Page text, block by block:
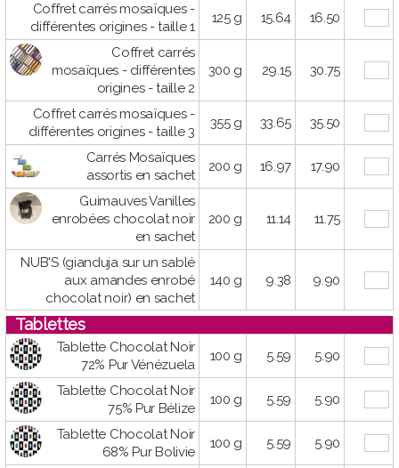
Coffret carrés mosaïques -
différentes origines - taille 1
125 g 15.64 16.50
Coffret carrés
mosaïques - différentes
origines - taille 2
300 g 29.15 30.75
Coffret carrés mosaïques -
différentes origines - taille 3
355 g 33.65 35.50
Carrés Mosaïques
assortis en sachet
200 g 16.97 17.90
Guimauves Vanilles
enrobées chocolat noir
en sachet
200 g 11.14 11.75
NUB'S (gianduja sur un sablé
aux amandes enrobé
chocolat noir) en sachet
140 g 9.38 9.90
Tablettes
Tablette Chocolat Noir
72% Pur Vénézuela
100 g 5.59 5.90
Tablette Chocolat Noir
75% Pur Bélize
100 g 5.59 5.90
Tablette Chocolat Noir
68% Pur Bolivie
100 g 5.59 5.90